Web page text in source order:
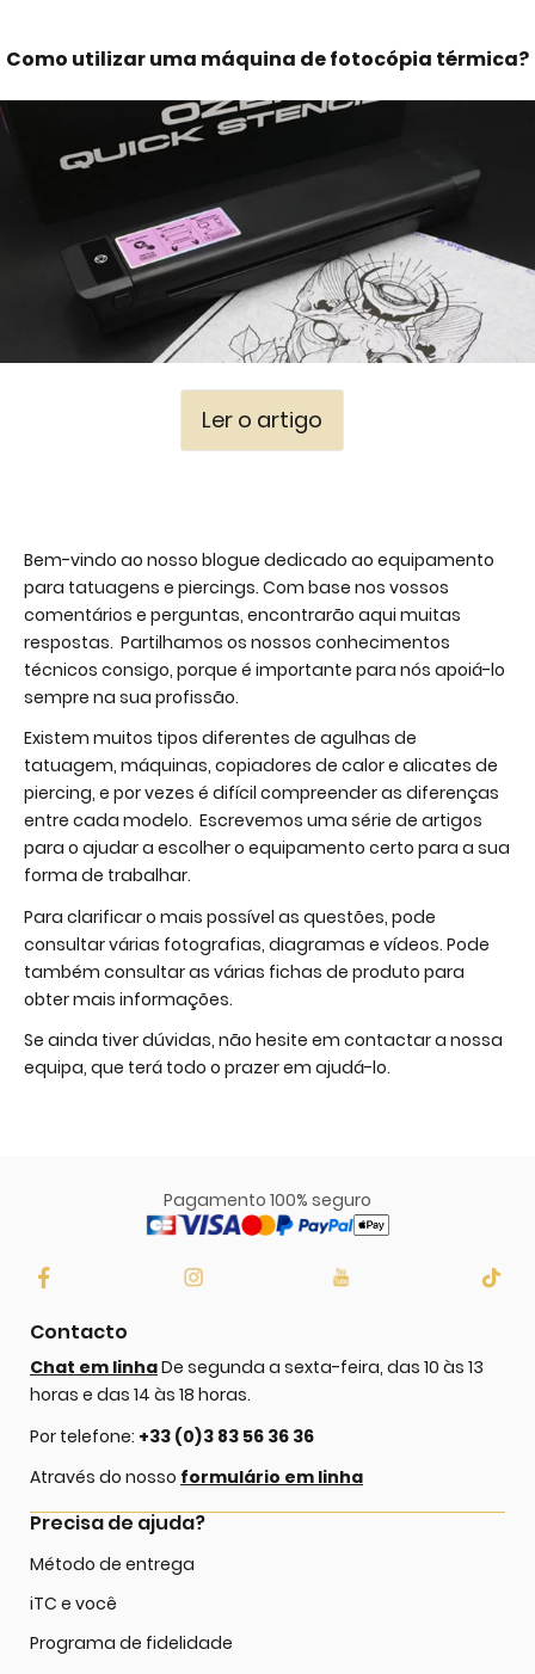
Como utilizar uma máquina de fotocópia térmica?
Ler o artigo
Bem-vindo ao nosso blogue dedicado ao equipamento
para tatuagens e piercings. Com base nos vossos
comentários e perguntas, encontrarão aqui muitas
respostas. Partilhamos os nossos conhecimentos
técnicos consigo, porque é importante para nós apoiá-lo
sempre na sua profissão.
Existem muitos tipos diferentes de agulhas de
tatuagem, máquinas, copiadores de calor e alicates de
piercing, e por vezes é difícil compreender as diferenças
entre cada modelo. Escrevemos uma série de artigos
para o ajudar a escolher o equipamento certo para a sua
forma de trabalhar.
Para clarificar o mais possível as questões, pode
consultar várias fotografias, diagramas e vídeos. Pode
também consultar as várias fichas de produto para
obter mais informações.
Se ainda tiver dúvidas, não hesite em contactar a nossa
equipa, que terá todo o prazer em ajudá-lo.
Pagamento 100% seguro
Contacto
Chat em linhaDe segunda a sexta-feira, das 10 às 13
horas e das 14 às 18 horas.
Por telefone: +33 (0)3 83 56 36 36
Através do nosso formulário em linha
Precisa de ajuda?
Método de entrega
iTC e você
Programa de fidelidade